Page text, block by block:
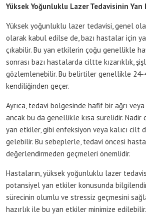
Yüksek Yoğunluklu Lazer Tedavisinin Yan
Yüksek yoğunluklu lazer tedavisi, genel
olarak kabul edilse de, bazı hastalar için
çıkabilir. Bu yan etkilerin çoğu genellikle
sonrası bazı hastalarda ciltte kızarıklık,
gözlemlenebilir. Bu belirtiler genellikle 24-
kendiliğinden geçer.
Ayrıca, tedavi bölgesinde hafif bir ağrı
ancak bu da genellikle kısa sürelidir. Nadir
yan etkiler, gibi enfeksiyon veya kalıcı cilt
gelebilir. Bu sebeplerle, tedavi öncesi
değerlendirmeden geçmeleri önemlidir.
Hastaların, yüksek yoğunluklu lazer
potansiyel yan etkiler konusunda
sürecinin olumlu ve stressiz geçmesini
hazırlık ile bu yan etkiler minimize edilebilir.